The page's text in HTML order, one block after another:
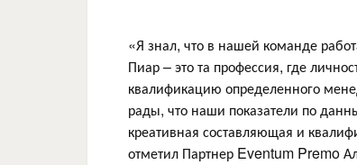
«Я знал, что в нашей команде
Пиар – это та профессия, где
квалификацию определенного
рады, что наши показатели по
креативная составляющая и
отметил Партнер Eventum Premo